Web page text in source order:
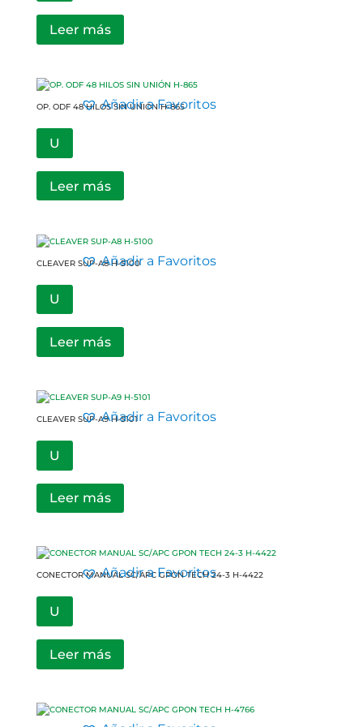
Leer más
OP. ODF 48 HILOS SIN UNIÓN H-865
U
Añadir a Favoritos
Leer más
CLEAVER SUP-A8 H-5100
U
Añadir a Favoritos
Leer más
CLEAVER SUP-A9 H-5101
U
Añadir a Favoritos
Leer más
CONECTOR MANUAL SC/APC GPON TECH 24-3 H-4422
U
Añadir a Favoritos
Leer más